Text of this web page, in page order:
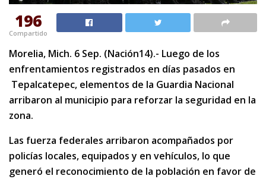
196
Compartido
Morelia, Mich. 6 Sep. (Nación14).- Luego de los
enfrentamientos registrados en días pasados en
Tepalcatepec, elementos de la Guardia Nacional
arribaron al municipio para reforzar la seguridad en la
zona.
Las fuerza federales arribaron acompañados por
policías locales, equipados y en vehículos, lo que
generó el reconocimiento de la población en favor de